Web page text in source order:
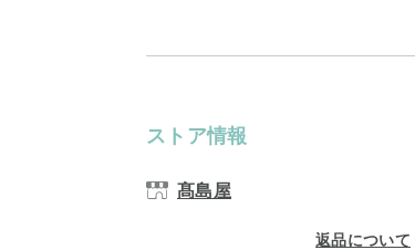
ストア情報
髙島屋
返品について